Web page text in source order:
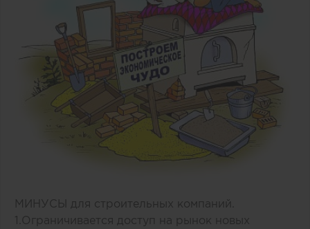
МИНУСЫ для строительных компаний.
1.Ограничивается доступ на рынок новых